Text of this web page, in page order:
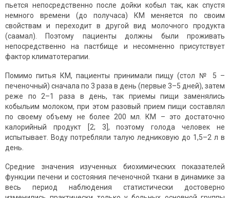
пьется непосредственно после дойки кобыл так, как спустя
немного времени (до получаса) КМ меняется по своим
свойствам и переходит в другой вид молочного продукта
(саамал). Поэтому пациенты должны были проживать
непосредственно на пастбище и несомненно присутствует
фактор климатотерапии.
Помимо питья КМ, пациенты принимали пищу (стол № 5 –
печеночный) сначала по 3 раза в день (первые 3–5 дней), затем
реже по 2–1 раза в день, так приемы пищи заменялись
кобыльим молоком, при этом разовый прием пищи составлял
по своему объему не более 200 мл. КМ – это достаточно
калорийный продукт [2; 3], поэтому голода человек не
испытывает. Воду потребляли талую ледниковую до 1,5–2 л в
день.
Средние значения изученных биохимических показателей
функции печени и состояния печеночной ткани в динамике за
весь период наблюдения статистически достоверно